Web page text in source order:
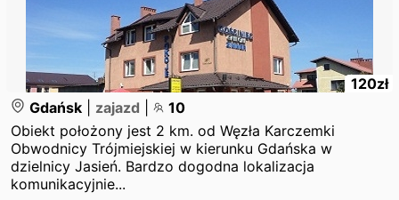
120zł
Gdańsk
zajazd
10
Obiekt położony jest 2 km. od Węzła Karczemki
Obwodnicy Trójmiejskiej w kierunku Gdańska w
dzielnicy Jasień. Bardzo dogodna lokalizacja
komunikacyjnie...